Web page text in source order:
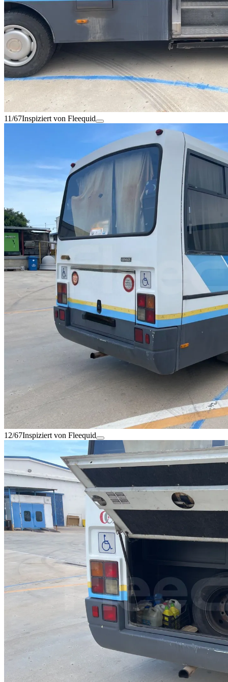
11/67Inspiziert von Fleequid
12/67Inspiziert von Fleequid